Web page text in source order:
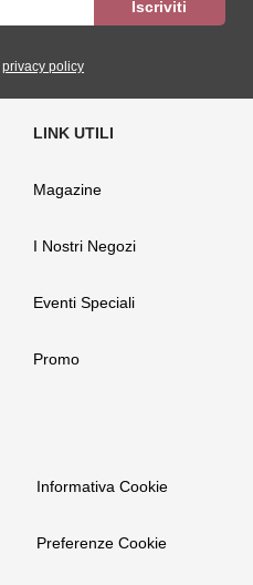
privacy policy
Magazine
I Nostri Negozi
Eventi Speciali
Promo
Informativa Cookie
Preferenze Cookie